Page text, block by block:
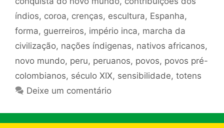
índios, coroa, crenças, escultura, Espanha,
forma, guerreiros, império inca, marcha da
civilização, nações índigenas, nativos africanos,
novo mundo, peru, peruanos, povos, povos pré-
colombianos, século XIX, sensibilidade, totens
Deixe um comentário